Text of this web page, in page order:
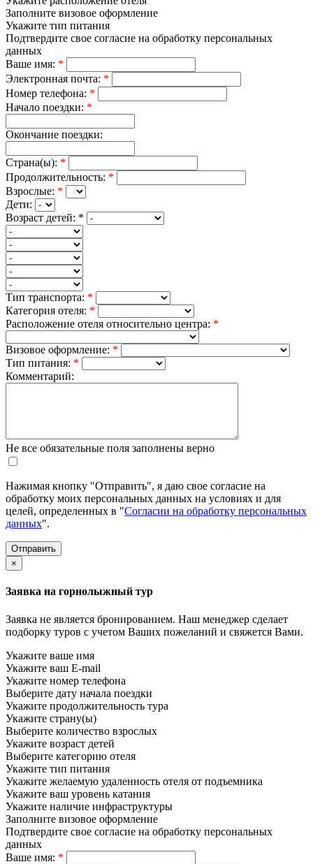
Заполните визовое оформление
Укажите тип питания
Подтвердите свое согласие на обработку персональных
данных
Ваше имя: *
Электронная почта: *
Номер телефона: *
Начало поездки: *
Окончание поездки:
Страна(ы): *
Продолжительность: *
Взрослые: *
Дети:
Возраст детей: *
Тип транспорта: *
Категория отеля: *
Расположение отеля относительно центра: *
Визовое оформление: *
Тип питания: *
Комментарий:
Не все обязательные поля заполнены верно
Нажимая кнопку "Отправить", я даю свое согласие на
обработку моих персональных данных на условиях и для
целей, определенных в "Согласии на обработку персональных
данных".
×
Заявка на горнолыжный тур
Заявка не является бронированием. Наш менеджер сделает
подборку туров с учетом Ваших пожеланий и свяжется Вами.
Укажите ваше имя
Укажите ваш E-mail
Укажите номер телефона
Выберите дату начала поездки
Укажите продолжительность тура
Укажите страну(ы)
Выберите количество взрослых
Укажите возраст детей
Выберите категорию отеля
Укажите тип питания
Укажите желаемую удаленность отеля от подъемника
Укажите ваш уровень катания
Укажите наличие инфраструктуры
Заполните визовое оформление
Подтвердите свое согласие на обработку персональных
данных
Ваше имя: *